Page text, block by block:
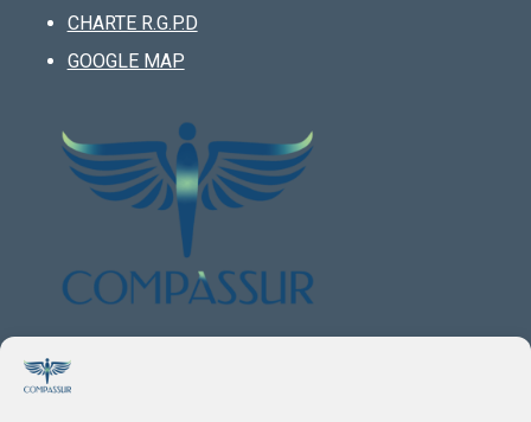
CHARTE R.G.P.D
GOOGLE MAP
VOTRE PARTENAIRE ASSURANCES